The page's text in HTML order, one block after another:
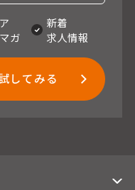
ガ
新着
求人情報
してみる